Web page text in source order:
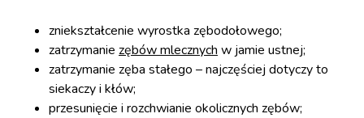
zniekształcenie wyrostka zębodołowego;
zatrzymanie zębów mlecznych w jamie ustnej;
zatrzymanie zęba stałego – najczęściej dotyczy to
siekaczy i kłów;
przesunięcie i rozchwianie okolicznych zębów;